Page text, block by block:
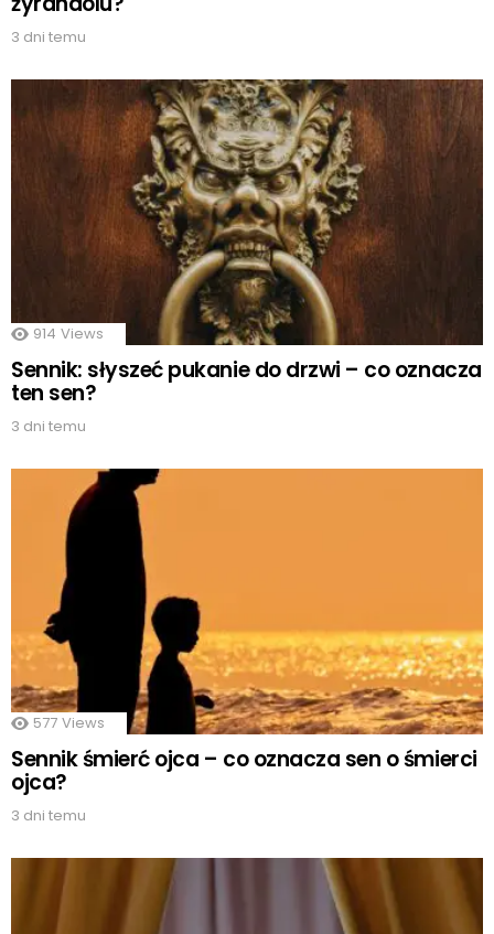
3 dni temu
914 Views
Sennik: słyszeć pukanie do drzwi – co oznacza
ten sen?
3 dni temu
577 Views
Sennik śmierć ojca – co oznacza sen o śmierci
ojca?
3 dni temu